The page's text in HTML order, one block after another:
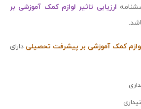
ارزیابی تاثیر لوازم کمک آموزشی بر
کمک آموزشی بر پیشرفت تحصیلی دارای